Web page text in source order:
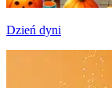
Dzień dyni